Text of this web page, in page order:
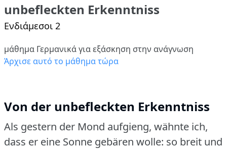
unbefleckten Erkenntniss
Ενδιάμεσοι 2
μάθημα Γερμανικά για εξάσκηση στην ανάγνωση
Άρχισε αυτό το μάθημα τώρα
Von der unbefleckten Erkenntniss
Als gestern der Mond aufgieng, wähnte ich,
dass er eine Sonne gebären wolle: so breit und